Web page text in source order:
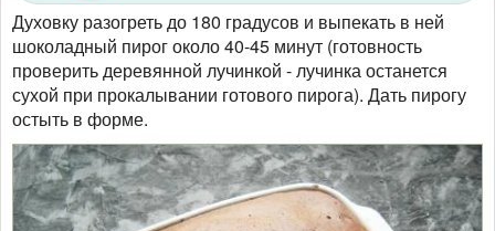
Духовку разогреть до 180 градусов и выпекать в ней
шоколадный пирог около 40-45 минут (готовность
проверить деревянной лучинкой - лучинка останется
сухой при прокалывании готового пирога). Дать пирогу
остыть в форме.